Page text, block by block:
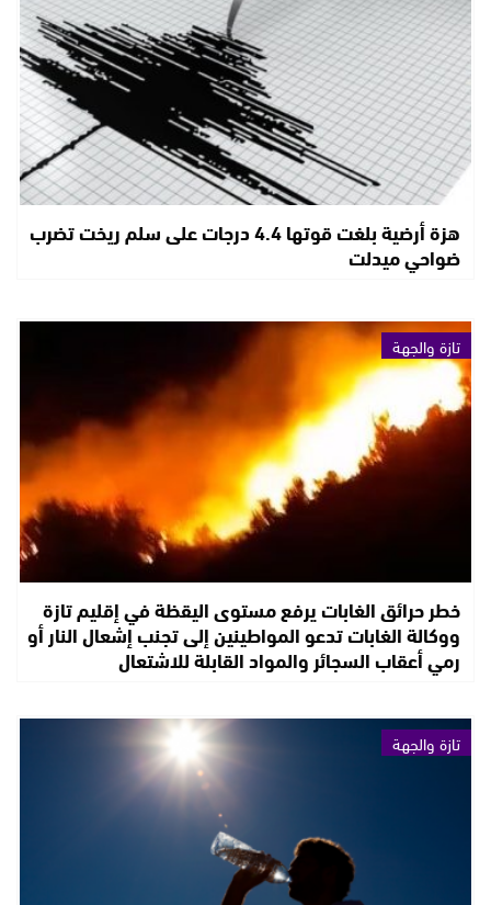
هزة أرضية بلغت قوتها 4.4 درجات على سلم ريخت تضرب
ضواحي ميدلت
تازة والجهة
خطر حرائق الغابات يرفع مستوى اليقظة في إقليم تازة
ووكالة الغابات تدعو المواطينين إلى تجنب إشعال النار أو
رمي أعقاب السجائر والمواد القابلة للاشتعال
تازة والجهة